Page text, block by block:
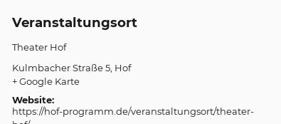
Veranstaltungsort
Theater Hof
Kulmbacher Straße 5 Hof
+ Google Karte
Website:
https://hof-programm.de/veranstaltungsort/theater-